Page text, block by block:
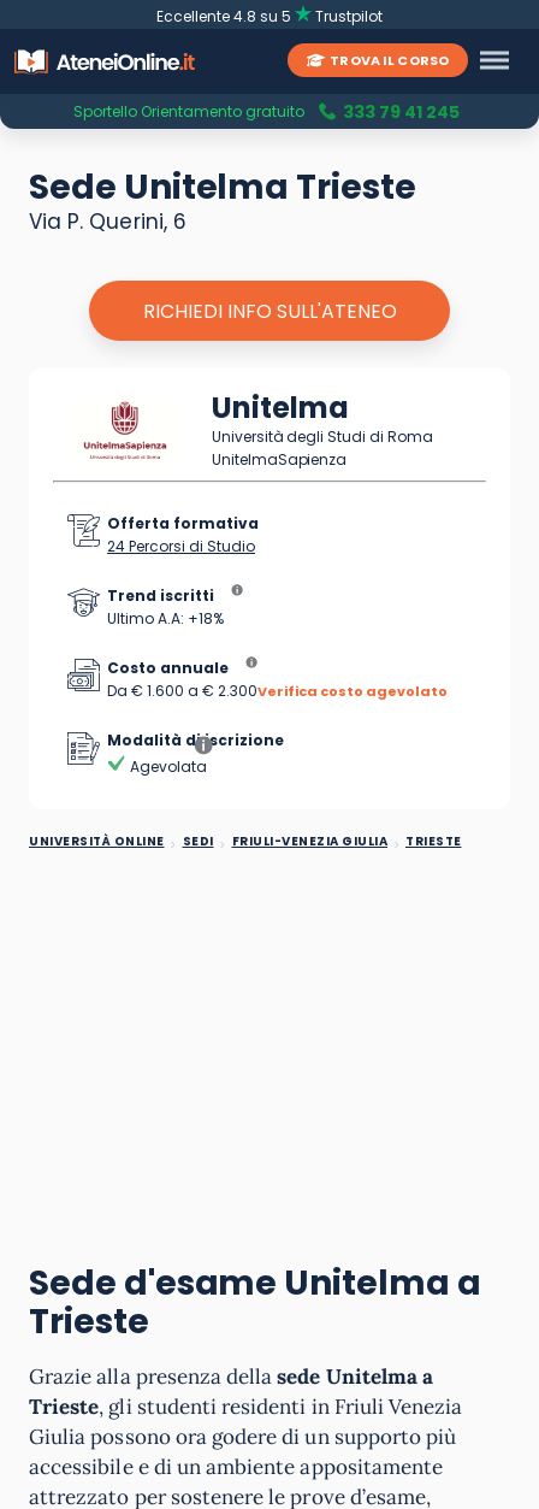
Eccellente 4.8 su 5 Trustpilot
TROVA IL CORSO
Sportello Orientamento gratuito 333 79 41 245
Sede Unitelma Trieste
Via P. Querini, 6
RICHIEDI INFO SULL'ATENEO
Unitelma
Università degli Studi di Roma
UnitelmaSapienza
Offerta formativa
24 Percorsi di Studio
Trend iscritti
Ultimo A.A: +18%
Costo annuale
Da € 1.600 a € 2.300Verifica costo agevolato
Modalità di iscrizione
Agevolata
UNIVERSITÀ ONLINE SEDI FRIULI-VENEZIA GIULIA TRIESTE
Sede d'esame Unitelma a
Trieste
Grazie alla presenza dellasede Unitelma a
Trieste, gli studenti residenti in Friuli Venezia
Giulia possono ora godere di un supporto più
accessibile e di un ambiente appositamente
attrezzato per sostenere le prove d’esame,